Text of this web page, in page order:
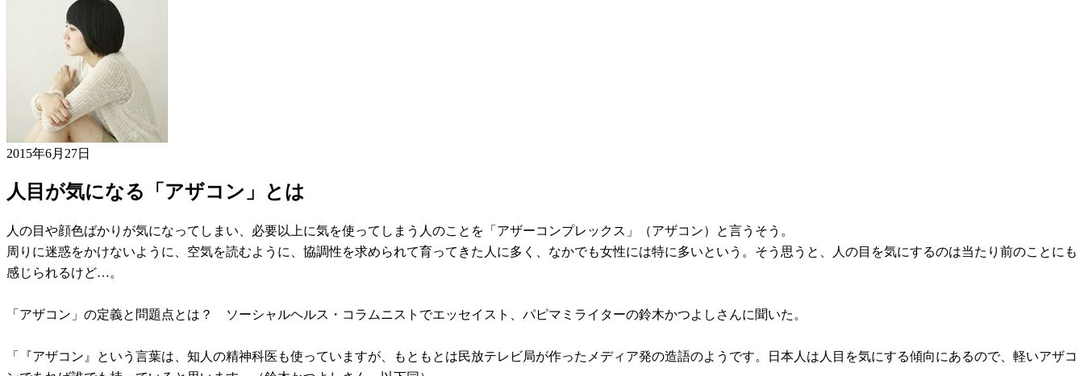
2015年6月27日
人目が気になる「アザコン」とは
人の目や顔色ばかりが気になってしまい、必要以上に気を使ってしまう人のことを「アザーコンプレックス」（アザコン）と言うそう。
周りに迷惑をかけないように、空気を読むように、協調性を求められて育ってきた人に多く、なかでも女性には特に多いという。そう思うと、人の目を気にするのは当たり前のことにも
感じられるけど…。
「アザコン」の定義と問題点とは？ ソーシャルヘルス・コラムニストでエッセイスト、パピマミライターの鈴木かつよしさんに聞いた。
「『アザコン』という言葉は、知人の精神科医も使っていますが、もともとは民放テレビ局が作ったメディア発の造語のようです。日本人は人目を気にする傾向にあるので、軽いアザコ